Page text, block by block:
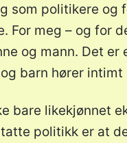
som politikere og
For meg – og for
og mann. Det er
barn hører intimt
bare likekjønnet
politikk er at